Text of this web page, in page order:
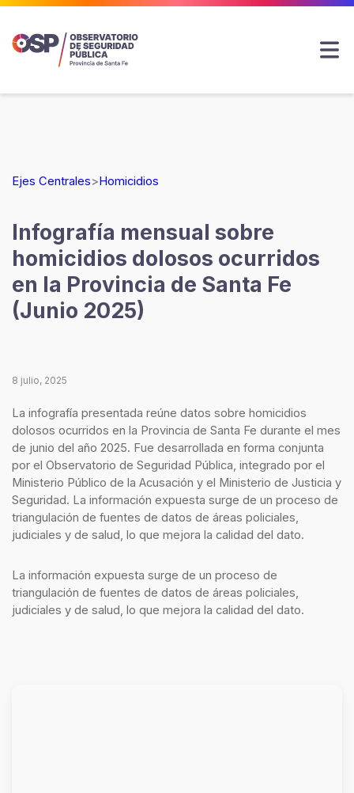
Ejes Centrales>Homicidios
Infografía mensual sobre
homicidios dolosos ocurridos
en la Provincia de Santa Fe
(Junio 2025)
8 julio, 2025
La infografía presentada reúne datos sobre homicidios
dolosos ocurridos en la Provincia de Santa Fe durante el mes
de junio del año 2025. Fue desarrollada en forma conjunta
por el Observatorio de Seguridad Pública, integrado por el
Ministerio Público de la Acusación y el Ministerio de Justicia y
Seguridad. La información expuesta surge de un proceso de
triangulación de fuentes de datos de áreas policiales,
judiciales y de salud, lo que mejora la calidad del dato.
La información expuesta surge de un proceso de
triangulación de fuentes de datos de áreas policiales,
judiciales y de salud, lo que mejora la calidad del dato.